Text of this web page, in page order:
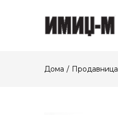
Дома Продавница